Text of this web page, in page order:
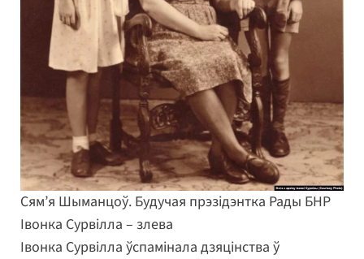
Сям’я Шыманцоў. Будучая прэзідэнтка Рады БНР
Івонка Сурвілла – злева
Івонка Сурвілла ўспамінала дзяцінства ў